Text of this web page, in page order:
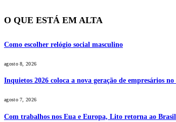
O QUE ESTÁ EM ALTA
Como escolher relógio social masculino
agosto 8, 2026
Inquietos 2026 coloca a nova geração de empresários
agosto 7, 2026
Com trabalhos nos Eua e Europa, Lito retorna ao